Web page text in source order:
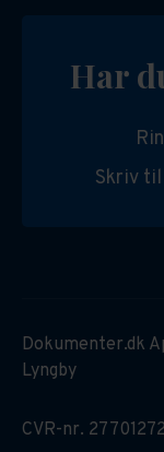
Har
Skriv til
Dokumenter.dk
Lyngby
CVR-nr. 27701272